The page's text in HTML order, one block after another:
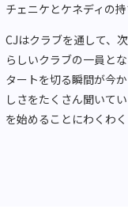
チェニケとケネディの
CJはクラブを通して、
らしいクラブの一員と
タートを切る瞬間が今
しさをたくさん聞いて
を始めることにわくわく